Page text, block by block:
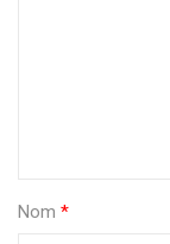
Nom *